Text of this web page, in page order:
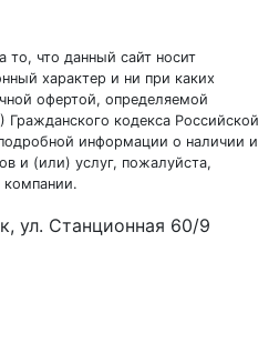
что данный сайт носит
характер и ни при каких
офертой, определяемой
кодекса Российской
информации о наличии и
и (или) услуг, пожалуйста,
ул. Станционная 60/9